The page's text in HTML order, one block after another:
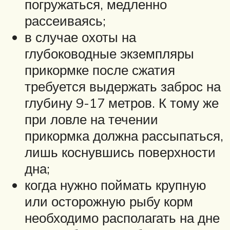
погружаться, медленно
рассеиваясь;
в случае охоты на
глубоководные экземпляры
прикормке после сжатия
требуется выдержать заброс на
глубину 9-17 метров. К тому же
при ловле на течении
прикормка должна рассыпаться,
лишь коснувшись поверхности
дна;
когда нужно поймать крупную
или осторожную рыбу корм
необходимо располагать на дне